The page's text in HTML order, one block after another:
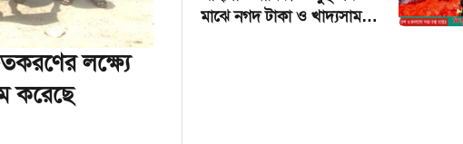
লক্ষ্যে
করেছে
মাঝে নগদ টাকা ও খাদ্যসামগ্রী